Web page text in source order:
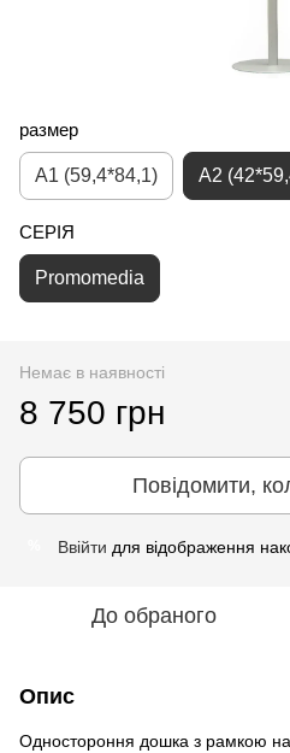
размер
A1 (59,4*84,1) A2
СЕРІЯ
Promomedia
Немає в наявності
8 750 грн
Повідомити,
Ввійти для відображення
До обраного
Опис
Одностороння дошка з рамкою на